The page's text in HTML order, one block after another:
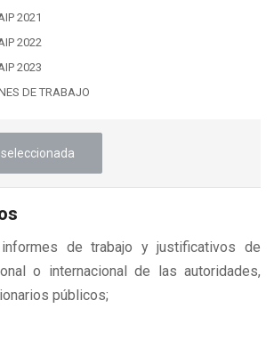
2021
2022
2023
DE TRABAJO
de trabajo y justificativos de
o internacional de las autoridades,
públicos;